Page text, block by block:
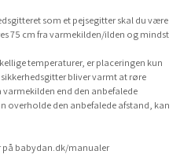
som et pejsegitter skal du være
75 cm fra varmekilden/ilden og mindst
temperaturer, er placeringen kun
bliver varmt at røre
end den anbefalede
overholde den anbefalede afstand, kan
på babydan.dk/manualer